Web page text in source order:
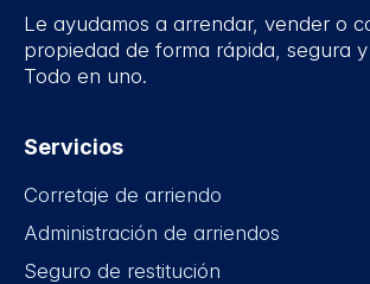
Le ayudamos a arrendar, vender o
propiedad de forma rápida, segura
Todo en uno.
Servicios
Corretaje de arriendo
Administración de arriendos
Seguro de restitución